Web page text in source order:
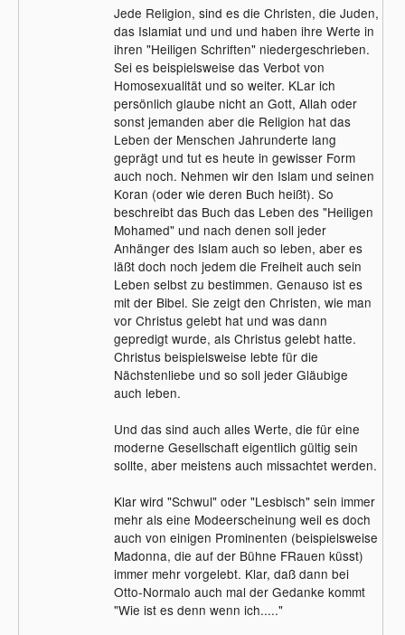
Jede Religion, sind es die Christen, die Juden,
das Islamiat und und und haben ihre Werte in
ihren "Heiligen Schriften" niedergeschrieben.
Sei es beispielsweise das Verbot von
Homosexualität und so weiter. KLar ich
persönlich glaube nicht an Gott, Allah oder
sonst jemanden aber die Religion hat das
Leben der Menschen Jahrunderte lang
geprägt und tut es heute in gewisser Form
auch noch. Nehmen wir den Islam und seinen
Koran (oder wie deren Buch heißt). So
beschreibt das Buch das Leben des "Heiligen
Mohamed" und nach denen soll jeder
Anhänger des Islam auch so leben, aber es
läßt doch noch jedem die Freiheit auch sein
Leben selbst zu bestimmen. Genauso ist es
mit der Bibel. Sie zeigt den Christen, wie man
vor Christus gelebt hat und was dann
gepredigt wurde, als Christus gelebt hatte.
Christus beispielsweise lebte für die
Nächstenliebe und so soll jeder Gläubige
auch leben.
Und das sind auch alles Werte, die für eine
moderne Gesellschaft eigentlich gültig sein
sollte, aber meistens auch missachtet werden.
Klar wird "Schwul" oder "Lesbisch" sein immer
mehr als eine Modeerscheinung weil es doch
auch von einigen Prominenten (beispielsweise
Madonna, die auf der Bühne FRauen küsst)
immer mehr vorgelebt. Klar, daß dann bei
Otto-Normalo auch mal der Gedanke kommt
"Wie ist es denn wenn ich....."